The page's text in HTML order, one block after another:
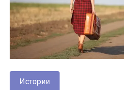
Истории